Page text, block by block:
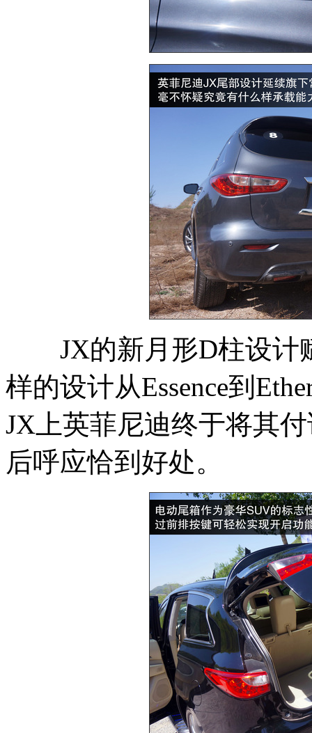
JX的新月形D柱设计
样的设计从Essence到
JX上英菲尼迪终于将其
后呼应恰到好处。